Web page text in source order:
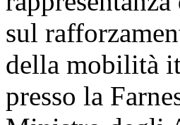
sul
della mobilità
presso la